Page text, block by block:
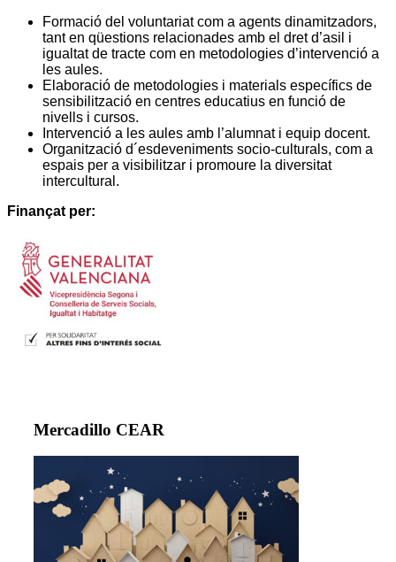
Formació del voluntariat com a agents dinamitzadors,
tant en qüestions relacionades amb el dret d’asil i
igualtat de tracte com en metodologies d’intervenció a
les aules.
Elaboració de metodologies i materials específics de
sensibilització en centres educatius en funció de
nivells i cursos.
Intervenció a les aules amb l’alumnat i equip docent.
Organització d´esdeveniments socio-culturals, com a
espais per a visibilitzar i promoure la diversitat
intercultural.
Finançat per:
Mercadillo CEAR